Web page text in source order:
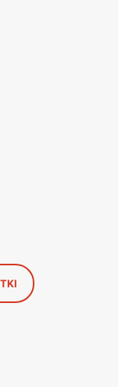
znaleźć
piekarnię, z
w których
Dzięki własnej
kategorii można
proponuje szeroki
Często są
promocje.